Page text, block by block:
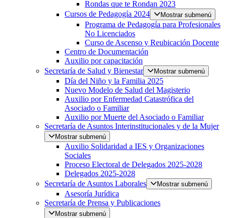
Rondas que te Rondan 2023
Cursos de Pedagogía 2024
Mostrar submenú
Programa de Pedagogía para Profesionales
No Licenciados
Curso de Ascenso y Reubicación Docente
Centro de Documentación
Auxilio por capacitación
Secretaría de Salud y Bienestar
Mostrar submenú
Día del Niño y la Familia 2025
Nuevo Modelo de Salud del Magisterio
Auxilio por Enfermedad Catastrófica del
Asociado o Familiar
Auxilio por Muerte del Asociado o Familiar
Secretaría de Asuntos Interinstitucionales y de la Mujer
Mostrar submenú
Auxilio Solidaridad a IES y Organizaciones
Sociales
Proceso Electoral de Delegados 2025-2028
Delegados 2025-2028
Secretaría de Asuntos Laborales
Mostrar submenú
Asesoría Jurídica
Secretaría de Prensa y Publicaciones
Mostrar submenú